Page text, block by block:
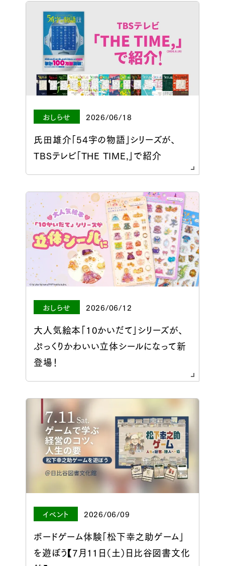
おしらせ 2026/06/18
氏田雄介「54字の物語」シリーズが、
TBSテレビ「THE TIME,」で紹介
おしらせ 2026/06/12
大人気絵本「10かいだて」シリーズが、
ぷっくりかわいい立体シールになって新
登場！
イベント 2026/06/09
ボードゲーム体験「松下幸之助ゲーム」
を遊ぼう【7月11日（土）日比谷図書文化